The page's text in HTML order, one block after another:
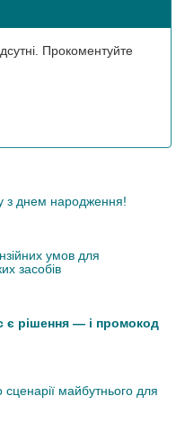
Прокоментуйте
з днем народження!
умов для
засобів
є рішення — і промокод
майбутнього для